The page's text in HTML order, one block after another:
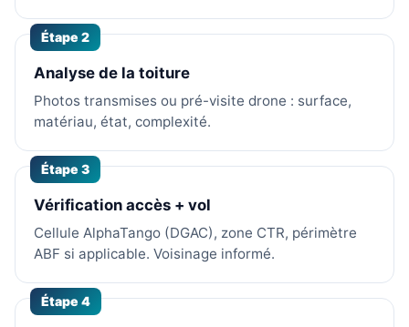
Étape 2
Analyse de la toiture
Photos transmises ou pré-visite drone : surface,
matériau, état, complexité.
Étape 3
Vérification accès + vol
Cellule AlphaTango (DGAC), zone CTR, périmètre
ABF si applicable. Voisinage informé.
Étape 4